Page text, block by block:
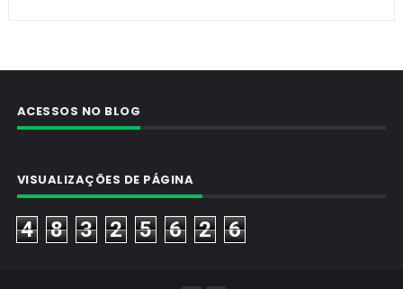
ACESSOS NO BLOG
VISUALIZAÇÕES DE PÁGINA
4 8 3 2 5 6 2 6